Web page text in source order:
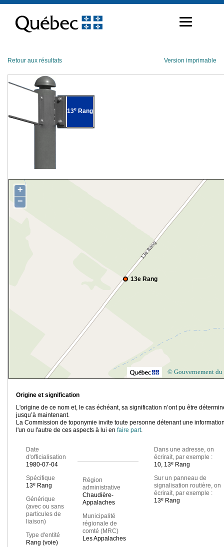
contenu
Retour aux résultats Version imprimable
13e Rang
13e Rang
+
−
© Gouvernement du
Origine et signification
L'origine de ce nom et, le cas échéant, sa signification n’ont pu être
jusqu’à maintenant.
La Commission de toponymie invite toute personne détenant une
l'un ou l'autre de ces aspects à lui en faire part.
Date
d'officialisation
1980-07-04
Spécifique
13e Rang
Générique
(avec ou sans
particules de
liaison)
Type d'entité
Rang (voie)
Région
administrative
Chaudière-
Appalaches
Municipalité
régionale de
comté (MRC)
Les Appalaches
Dans une adresse, on
écrirait, par exemple :
10, 13eRang
Sur un panneau de
signalisation routière, on
écrirait, par exemple :
13eRang